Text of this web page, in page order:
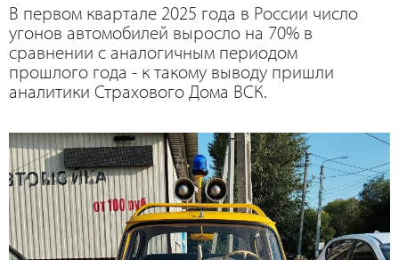
В первом квартале 2025 года в России число
угонов автомобилей выросло на 70% в
сравнении с аналогичным периодом
прошлого года - к такому выводу пришли
аналитики Страхового Дома ВСК.